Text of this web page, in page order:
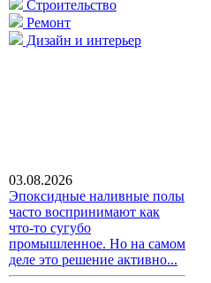
Строительство
Ремонт
Дизайн и интерьер
03.08.2026
Эпоксидные наливные полы
часто воспринимают как
что-то сугубо
промышленное. Но на самом
деле это решение активно...